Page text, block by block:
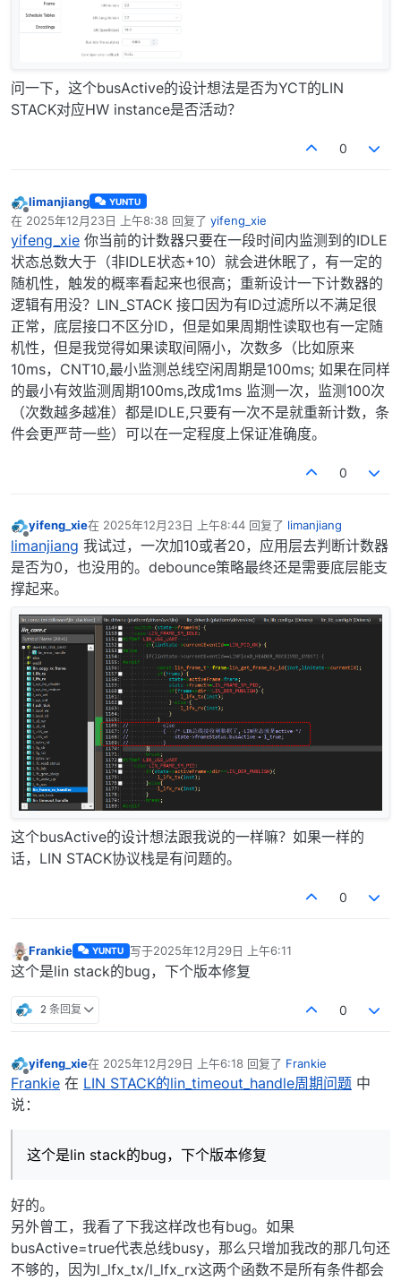
问一下，这个busActive的设计想法是否为YCT的LIN
STACK对应HW instance是否活动？
0
离线
limanjiang YUNTU
在 2025年12月23日 上午8:38 回复了 yifeng_xie
最后由 编辑
yifeng_xie 你当前的计数器只要在一段时间内监测到的IDLE
状态总数大于（非IDLE状态+10）就会进休眠了，有一定的
随机性，触发的概率看起来也很高；重新设计一下计数器的
逻辑有用没？LIN_STACK 接口因为有ID过滤所以不满足很
正常，底层接口不区分ID，但是如果周期性读取也有一定随
机性，但是我觉得如果读取间隔小，次数多（比如原来
10ms，CNT10,最小监测总线空闲周期是100ms; 如果在同样
的最小有效监测周期100ms,改成1ms 监测一次，监测100次
（次数越多越准）都是IDLE,只要有一次不是就重新计数，条
件会更严苛一些）可以在一定程度上保证准确度。
0
离线
yifeng_xie在 2025年12月23日 上午8:44 回复了 limanjiang
最后由 编辑
limanjiang 我试过，一次加10或者20，应用层去判断计数器
是否为0，也没用的。debounce策略最终还是需要底层能支
撑起来。
这个busActive的设计想法跟我说的一样嘛？如果一样的
话，LIN STACK协议栈是有问题的。
0
离线
Frankie YUNTU 写于2025年12月29日 上午6:11
最后由 编辑
这个是lin stack的bug，下个版本修复
2 条回复 0
离线
yifeng_xie在 2025年12月29日 上午6:18 回复了 Frankie
最后由 编辑
Frankie 在 LIN STACK的lin_timeout_handle周期问题 中
说：
这个是lin stack的bug，下个版本修复
好的。
另外曾工，我看了下我这样改也有bug。如果
busActive=true代表总线busy，那么只增加我改的那几句还
不够的，因为l_lfx_tx/l_lfx_rx这两个函数不是所有条件都会